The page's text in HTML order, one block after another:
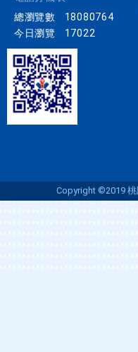
總瀏覽數
18080764
今日瀏覽
17022
Copyright ©2019